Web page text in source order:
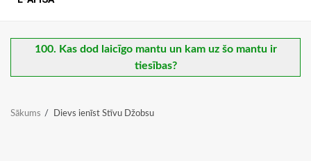
100. Kas dod laicīgo mantu un kam uz šo mantu ir
tiesības?
Sākums Dievs ienīst Stīvu Džobsu